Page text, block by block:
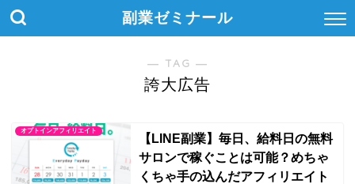
副業ゼミナール
― TAG ―
誇大広告
オプトインアフィリエイト
【LINE副業】毎日、給料日の無料
サロンで稼ぐことは可能？めちゃ
くちゃ手の込んだアフィリエイト